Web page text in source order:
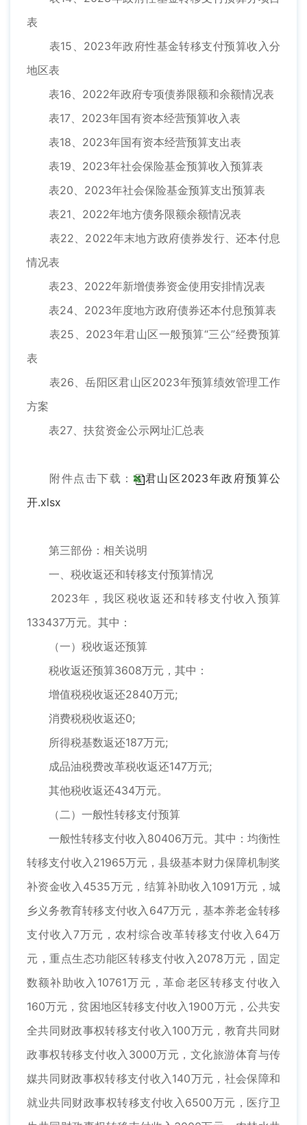
表
表15、2023年政府性基金转移支付预算收入分
地区表
表16、2022年政府专项债券限额和余额情况表
表17、2023年国有资本经营预算收入表
表18、2023年国有资本经营预算支出表
表19、2023年社会保险基金预算收入预算表
表20、2023年社会保险基金预算支出预算表
表21、2022年地方债务限额余额情况表
表22、2022年末地方政府债券发行、还本付息
情况表
表23、2022年新增债券资金使用安排情况表
表24、2023年度地方政府债券还本付息预算表
表25、2023年君山区一般预算“三公”经费预算
表
表26、岳阳区君山区2023年预算绩效管理工作
方案
表27、扶贫资金公示网址汇总表
附件点击下载：
君山区2023年政府预算公
开.xlsx
第三部份：相关说明
一、税收返还和转移支付预算情况
2023年，我区税收返还和转移支付收入预算
133437万元。其中：
（一）税收返还预算
税收返还预算3608万元，其中：
增值税税收返还2840万元;
消费税税收返还0;
所得税基数返还187万元;
成品油税费改革税收返还147万元;
其他税收返还434万元。
（二）一般性转移支付预算
一般性转移支付收入80406万元。其中：均衡性
转移支付收入21965万元，县级基本财力保障机制奖
补资金收入4535万元，结算补助收入1091万元，城
乡义务教育转移支付收入647万元，基本养老金转移
支付收入7万元，农村综合改革转移支付收入64万
元，重点生态功能区转移支付收入2078万元，固定
数额补助收入10761万元，革命老区转移支付收入
160万元，贫困地区转移支付收入1900万元，公共安
全共同财政事权转移支付收入100万元，教育共同财
政事权转移支付收入3000万元，文化旅游体育与传
媒共同财政事权转移支付收入140万元，社会保障和
就业共同财政事权转移支付收入6500万元，医疗卫